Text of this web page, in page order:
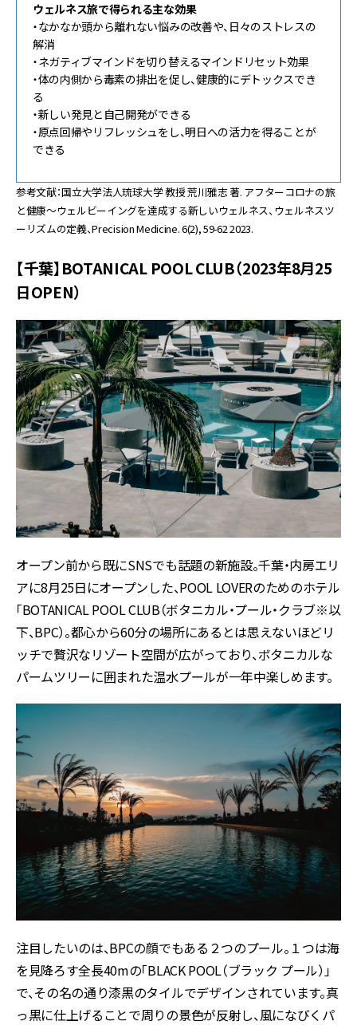
ウェルネス旅で得られる主な効果
・なかなか頭から離れない悩みの改善や、日々のストレスの
解消
・ネガティブマインドを切り替えるマインドリセット効果
・体の内側から毒素の排出を促し、健康的にデトックスでき
る
・新しい発見と自己開発ができる
・原点回帰やリフレッシュをし、明日への活力を得ることが
できる
参考文献：国立大学法人琉球大学 教授 荒川雅志 著. アフターコロナの旅
と健康～ウェルビーイングを達成する新しいウェルネス、ウェルネスツ
ーリズムの定義、Precision Medicine. 6(2), 59-62 2023.
【千葉】BOTANICAL POOL CLUB（2023年8月25
日OPEN）
オープン前から既にSNSでも話題の新施設。千葉・内房エリ
アに8月25日にオープンした、POOL LOVERのためのホテル
「BOTANICAL POOL CLUB（ボタニカル・プール・クラブ※以
下、BPC）。都心から60分の場所にあるとは思えないほどリ
ッチで贅沢なリゾート空間が広がっており、ボタニカルな
パームツリーに囲まれた温水プールが一年中楽しめます。
注目したいのは、BPCの顔でもある２つのプール。１つは海
を見降ろす全長40mの「BLACK POOL（ブラック プール）」
で、その名の通り漆黒のタイルでデザインされています。真
っ黒に仕上げることで周りの景色が反射し、風になびくパ